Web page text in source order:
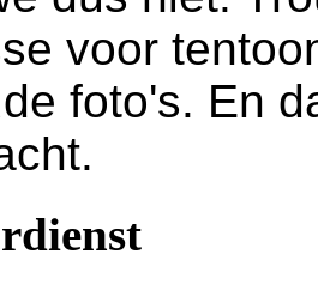
voor
foto's. En